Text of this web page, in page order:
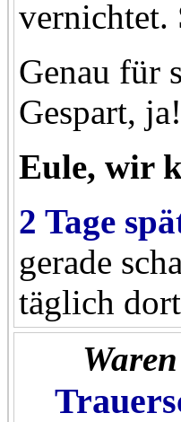
vernichtet.
Genau für
Gespart,
Eule, wir
2 Tage
gerade
täglich